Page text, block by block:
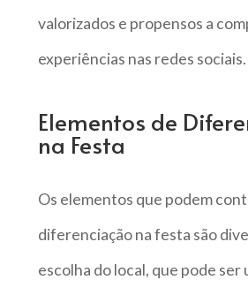
valorizados e propensos a
experiências nas redes sociais.
Elementos de
na Festa
Os elementos que podem
diferenciação na festa são
escolha do local, que pode ser